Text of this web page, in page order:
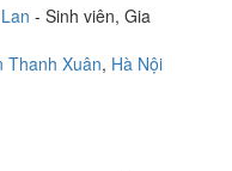
- Sinh viên, Gia
Thanh Xuân, Hà Nội